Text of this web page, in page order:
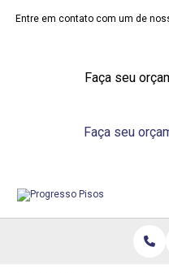
Entre em contato com um de
Faça seu
Faça seu